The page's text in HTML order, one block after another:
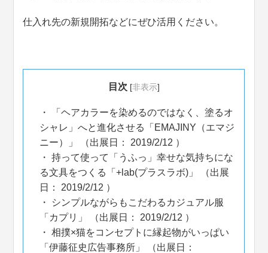
仕入れ先の新規開拓などにぜひ活用ください。
目次 [非表示]
「ヘアカラーを染めるのではなく、塗るオ
シャレ」へと進化させる「EMAJINY（エマジ
ニー）」 （出展日： 2019/2/12 ）
持って使って「うふっ」幸せな気持ちにな
る文具をつくる「+lab(プラスラボ)」 （出展
日： 2019/2/12 ）
シンプルながらもこだわるカジュアル服
「カプリ」 （出展日： 2019/2/12 ）
相撲×猫をコンセプトに縁起物がいっぱい
「伊藤征史広告事務所」 （出展日：